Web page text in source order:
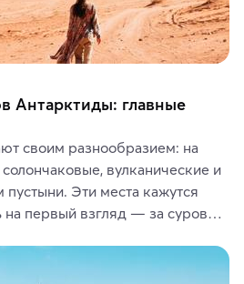
Антарктиды: главные
своим разнообразием: на
вулканические и
Эти места кажутся
первый взгляд — за суровой
дарят одни из самых